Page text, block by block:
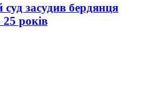
суд засудив бердянця
років